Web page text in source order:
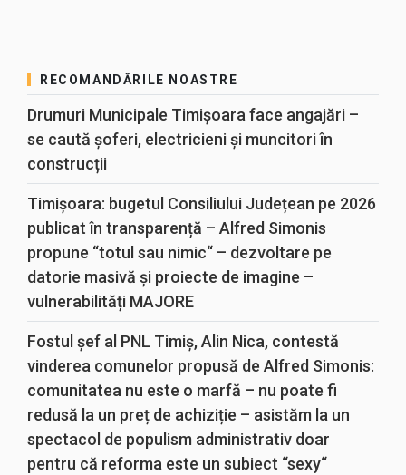
RECOMANDĂRILE NOASTRE
Drumuri Municipale Timișoara face angajări –
se caută șoferi, electricieni și muncitori în
construcții
Timișoara: bugetul Consiliului Județean pe 2026
publicat în transparență – Alfred Simonis
propune “totul sau nimic“ – dezvoltare pe
datorie masivă și proiecte de imagine –
vulnerabilități MAJORE
Fostul șef al PNL Timiș, Alin Nica, contestă
vinderea comunelor propusă de Alfred Simonis:
comunitatea nu este o marfă – nu poate fi
redusă la un preț de achiziție – asistăm la un
spectacol de populism administrativ doar
pentru că reforma este un subiect “sexy“